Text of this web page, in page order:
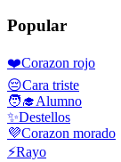
Popular
❤️Corazon rojo
😔Cara triste
🧑‍🎓Alumno
✨Destellos
💜Corazon morado
⚡Rayo